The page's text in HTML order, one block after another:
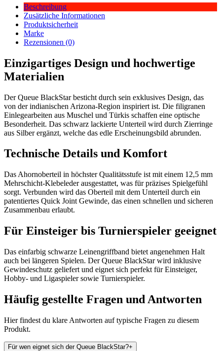
Beschreibung
Zusätzliche Informationen
Produktsicherheit
Marke
Rezensionen (0)
Einzigartiges Design und hochwertige
Materialien
Der Queue BlackStar besticht durch sein exklusives Design, das
von der indianischen Arizona-Region inspiriert ist. Die filigranen
Einlegearbeiten aus Muschel und Türkis schaffen eine optische
Besonderheit. Das schwarz lackierte Unterteil wird durch Zierringe
aus Silber ergänzt, welche das edle Erscheinungsbild abrunden.
Technische Details und Komfort
Das Ahornoberteil in höchster Qualitätsstufe ist mit einem 12,5 mm
Mehrschicht-Klebeleder ausgestattet, was für präzises Spielgefühl
sorgt. Verbunden wird das Oberteil mit dem Unterteil durch ein
patentiertes Quick Joint Gewinde, das einen schnellen und sicheren
Zusammenbau erlaubt.
Für Einsteiger bis Turnierspieler geeignet
Das einfarbig schwarze Leinengriffband bietet angenehmen Halt
auch bei längeren Spielen. Der Queue BlackStar wird inklusive
Gewindeschutz geliefert und eignet sich perfekt für Einsteiger,
Hobby- und Ligaspieler sowie Turnierspieler.
Häufig gestellte Fragen und Antworten
Hier findest du klare Antworten auf typische Fragen zu diesem
Produkt.
Für wen eignet sich der Queue BlackStar?+